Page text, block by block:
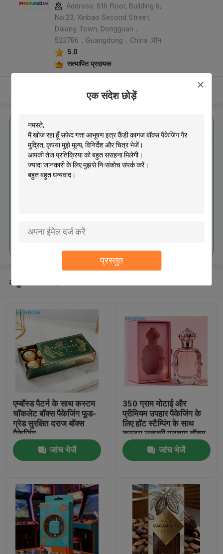
एक संदेश छोड़ें
प्रस्तुत
घर
उत्पाद
हमारे बारे में
Address: 5th Floor, Building 6,
No.23, Xinbao Second Street,
Dalang Town, Dongguan，
523786，Guangdong，China ,चीन
5.0
सत्यापित प्रदायक
और देखो
सबसे उत्तम प्रतिदान प्राप्त करें
सफेद गत्ता आभूषण इत्र कैंडी कागज बॉक्स
पैकेजिंग गैर मुद्रित
अनुशंसित उत्पाद
एम्बॉस्ड पैटर्न के साथ कस्टम
चॉकलेट बॉक्स पैकेजिंग फूड-
ग्रेड सुरक्षित दराज बॉक्स
पैकेजिंग
जांच भेजें
350 ग्राम मोटाई और
प्रीमियम उपहार पैकेजिंग के
लिए हॉट स्टैम्पिंग के साथ
कस्टम लक्जरी परफ्यूम बॉक्स
जांच भेजें